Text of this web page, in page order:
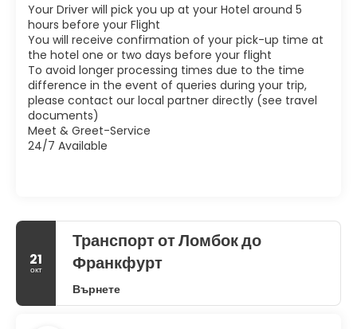
Your Driver will pick you up at your Hotel around 5
hours before your Flight
You will receive confirmation of your pick-up time at
the hotel one or two days before your flight
To avoid longer processing times due to the time
difference in the event of queries during your trip,
please contact our local partner directly (see travel
documents)
Meet & Greet-Service
24/7 Available
21
окт
Транспорт от Ломбок до
Франкфурт
Върнете